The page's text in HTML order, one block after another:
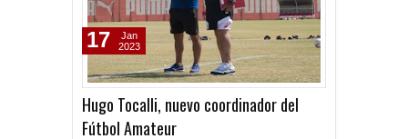
Hugo Tocalli, nuevo coordinador del
Fútbol Amateur
17
Jan
2023